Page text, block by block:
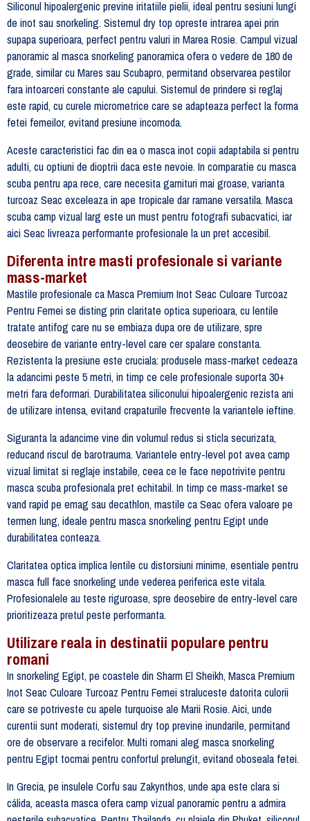
Siliconul hipoalergenic previne iritatiile pielii, ideal pentru sesiuni lungi
de inot sau snorkeling. Sistemul dry top opreste intrarea apei prin
supapa superioara, perfect pentru valuri in Marea Rosie. Campul vizual
panoramic al masca snorkeling panoramica ofera o vedere de 180 de
grade, similar cu Mares sau Scubapro, permitand observarea pestilor
fara intoarceri constante ale capului. Sistemul de prindere si reglaj
este rapid, cu curele micrometrice care se adapteaza perfect la forma
fetei femeilor, evitand presiune incomoda.
Aceste caracteristici fac din ea o masca inot copii adaptabila si pentru
adulti, cu optiuni de dioptrii daca este nevoie. In comparatie cu masca
scuba pentru apa rece, care necesita garnituri mai groase, varianta
turcoaz Seac exceleaza in ape tropicale dar ramane versatila. Masca
scuba camp vizual larg este un must pentru fotografi subacvatici, iar
aici Seac livreaza performante profesionale la un pret accesibil.
Diferenta intre masti profesionale si variante
mass-market
Mastile profesionale ca Masca Premium Inot Seac Culoare Turcoaz
Pentru Femei se disting prin claritate optica superioara, cu lentile
tratate antifog care nu se embiaza dupa ore de utilizare, spre
deosebire de variante entry-level care cer spalare constanta.
Rezistenta la presiune este cruciala: produsele mass-market cedeaza
la adancimi peste 5 metri, in timp ce cele profesionale suporta 30+
metri fara deformari. Durabilitatea siliconului hipoalergenic rezista ani
de utilizare intensa, evitand crapaturile frecvente la variantele ieftine.
Siguranta la adancime vine din volumul redus si sticla securizata,
reducand riscul de barotrauma. Variantele entry-level pot avea camp
vizual limitat si reglaje instabile, ceea ce le face nepotrivite pentru
masca scuba profesionala pret echitabil. In timp ce mass-market se
vand rapid pe emag sau decathlon, mastile ca Seac ofera valoare pe
termen lung, ideale pentru masca snorkeling pentru Egipt unde
durabilitatea conteaza.
Claritatea optica implica lentile cu distorsiuni minime, esentiale pentru
masca full face snorkeling unde vederea periferica este vitala.
Profesionalele au teste riguroase, spre deosebire de entry-level care
prioritizeaza pretul peste performanta.
Utilizare reala in destinatii populare pentru
romani
In snorkeling Egipt, pe coastele din Sharm El Sheikh, Masca Premium
Inot Seac Culoare Turcoaz Pentru Femei straluceste datorita culorii
care se potriveste cu apele turquoise ale Marii Rosie. Aici, unde
curentii sunt moderati, sistemul dry top previne inundarile, permitand
ore de observare a recifelor. Multi romani aleg masca snorkeling
pentru Egipt tocmai pentru confortul prelungit, evitand oboseala fetei.
In Grecia, pe insulele Corfu sau Zakynthos, unde apa este clara si
cálida, aceasta masca ofera camp vizual panoramic pentru a admira